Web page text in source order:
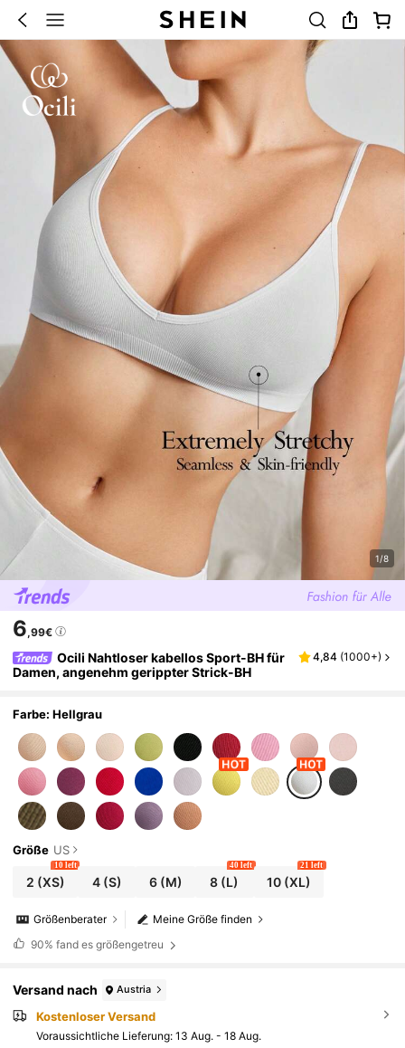
1/8
6,99€
Ocili Nahtloser kabellos Sport-BH für
Damen, angenehm gerippter Strick-BH
4,84 (1000+)
Farbe: Hellgrau
Größe US
2 (XS)
10 left
4(S) 6(M) 8 (L)
40 left
10(XL)
21 left
Meine Größe finden
Größenberater
90% fand es größengetreu
Versand nach Austria
Kostenloser Versand
Voraussichtliche Lieferung: 13 Aug. - 18 Aug.